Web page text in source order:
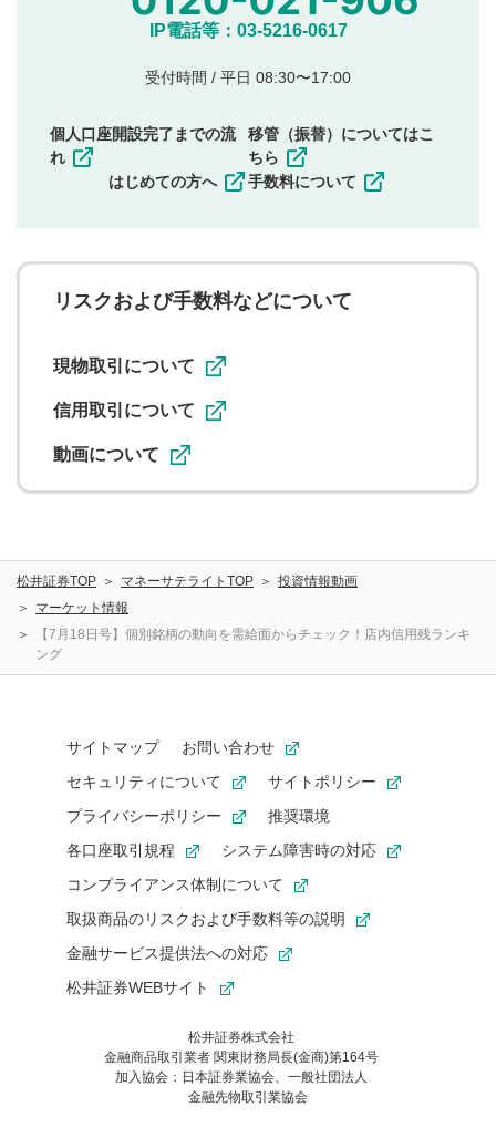
他のサイトへの誘導や営利目的、広告・宣伝を目
他者の権利（商標、著作権、その他の知的財産
その他当社が不適切と判断した投稿
一度投稿した評価およびコメントの変更・削除はできま
に関する著作者人格権を行使しないことに同意します。利
用者が投稿したコメントは、当社サービスの広告・宣伝、
ることがあります。
IP電話等：03-5216-0617
受付時間 / 平日 08:30〜17:00
個人口座開設完了までの流
れ
はじめての方へ
移管（振替）についてはこ
ちら
手数料について
リスクおよび手数料などについて
現物取引について
信用取引について
動画について
松井証券TOP マネーサテライトTOP
投資情報動画
マーケット情報
【7月18日号】個別銘柄の動向を需給面からチェック！店内信用残ランキ
ング
サイトマップ
お問い合わせ
セキュリティについて
サイトポリシー
プライバシーポリシー
推奨環境
各口座取引規程
システム障害時の対応
コンプライアンス体制について
取扱商品のリスクおよび手数料等の説明
金融サービス提供法への対応
松井証券WEBサイト
松井証券株式会社
金融商品取引業者 関東財務局長(金商)第164号
加入協会：日本証券業協会、一般社団法人
金融先物取引業協会
お気に入り機能は松井証券の会員限定の機能です。
お気に入り登録いただくと、後からいつでもお気に入りのコンテ
ンツを一覧でご確認いただけます。